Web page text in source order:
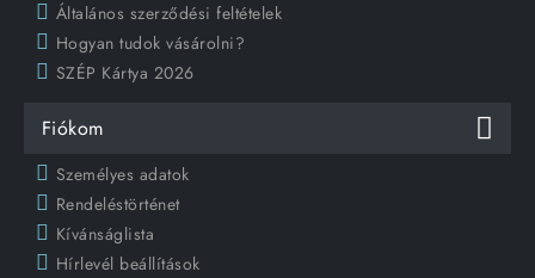
Általános szerződési feltételek
Hogyan tudok vásárolni?
SZÉP Kártya 2026
Fiókom
Személyes adatok
Rendeléstörténet
Kívánságlista
Hírlevél beállítások